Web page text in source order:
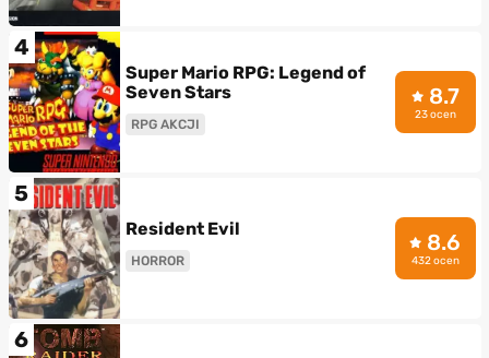
4
Super Mario RPG: Legend of
Seven Stars
RPG AKCJI
8.7
23 ocen
5
Resident Evil
HORROR
8.6
432 ocen
6